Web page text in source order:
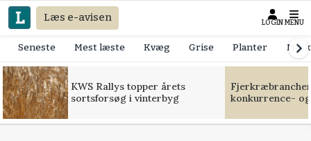
Læs e-avisen LOGIN MENU
Seneste Mest læste Kvæg Grise Planter
KWS Rallys topper årets
sortsforsøg i vinterbyg
konkurrence-